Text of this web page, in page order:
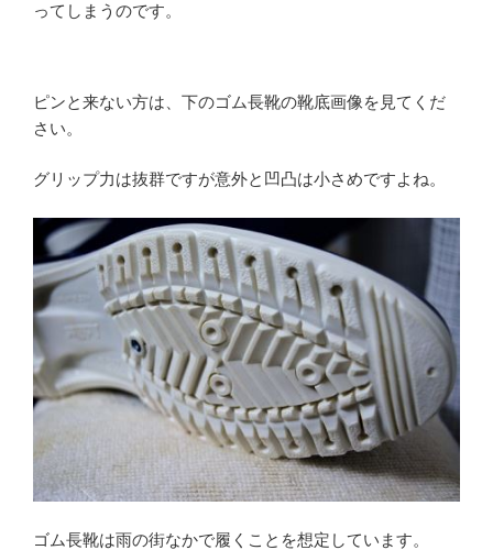
ってしまうのです。
ピンと来ない方は、下のゴム長靴の靴底画像を見てくだ
さい。
グリップ力は抜群ですが意外と凹凸は小さめですよね。
ゴム長靴は雨の街なかで履くことを想定しています。